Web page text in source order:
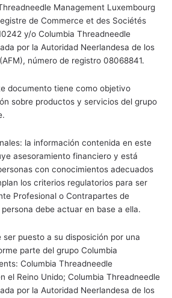
Management Luxembourg
de Commerce et des Sociétés
y/o Columbia Threadneedle
por la Autoridad Neerlandesa de los
número de registro 08068841.
documento tiene como objetivo
sobre productos y servicios del grupo
la información contenida en este
asesoramiento financiero y está
con conocimientos adecuados
los criterios regulatorios para ser
Profesional o Contrapartes de
debe actuar en base a ella.
puesto a su disposición por una
parte del grupo Columbia
Columbia Threadneedle
el Reino Unido; Columbia Threadneedle
por la Autoridad Neerlandesa de los